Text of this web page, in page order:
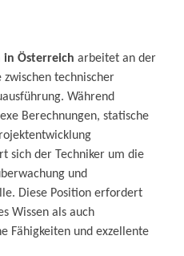
in Österreich arbeitet an der
technischer
Während
Berechnungen, statische
sich der Techniker um die
und
Diese Position erfordert
Wissen als auch
Fähigkeiten und exzellente